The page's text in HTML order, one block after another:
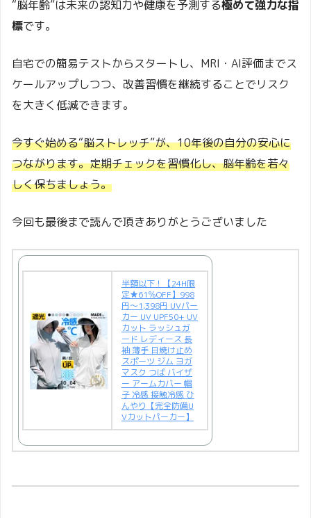
“脳年齢”は未来の認知力や健康を予測する極めて強力な指
標です。
自宅での簡易テストからスタートし、MRI・AI評価までス
ケールアップしつつ、改善習慣を継続することでリスク
を大きく低減できます。
今すぐ始める“脳ストレッチ”が、10年後の自分の安心に
つながります。定期チェックを習慣化し、脳年齢を若々
しく保ちましょう。
今回も最後まで読んで頂きありがとうございました
半額以下！【24H限
定★61％OFF】998
円～1,398円 UVパー
カー UV UPF50+ UV
カット ラッシュガ
ード レディース 長
袖 薄手 日焼け止め
スポーツ ジム ヨガ
マスク つば バイザ
ー アームカバー 帽
子 冷感 接触冷感 ひ
んやり【完全防備U
Vカットパーカー】